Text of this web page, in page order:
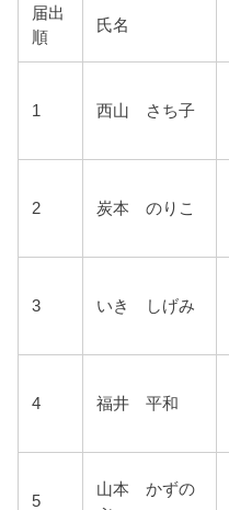
届出
順
氏名
1 西山 さち子
2 炭本 のりこ
3 いき しげみ
4 福井 平和
5
山本 かずの